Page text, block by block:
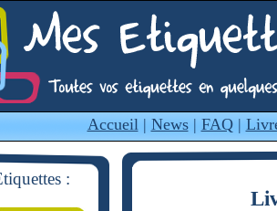
Accueil| News| FAQ|
: